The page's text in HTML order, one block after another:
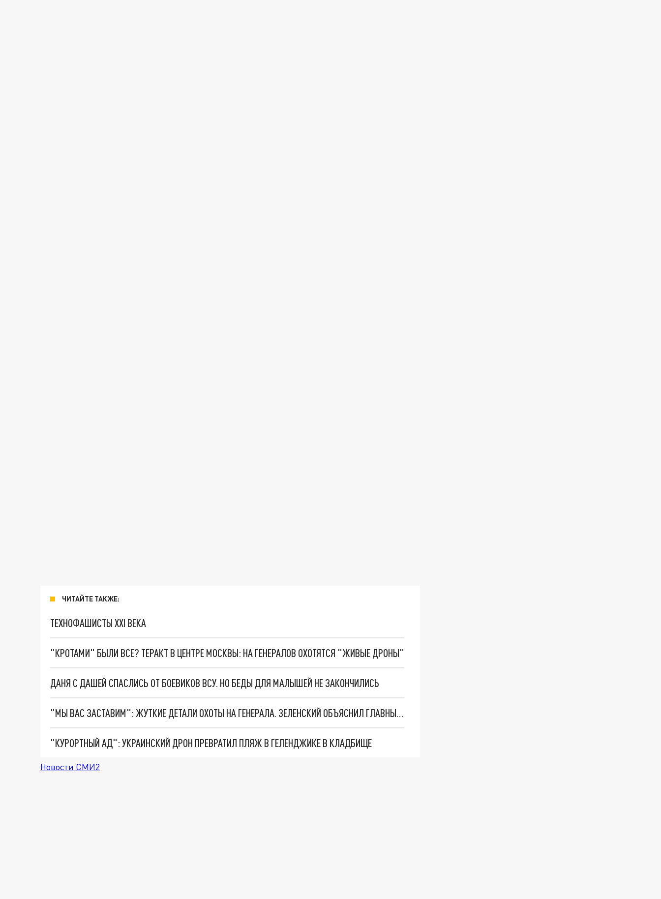
ЧИТАЙТЕ ТАКЖЕ:
ТЕХНОФАШИСТЫ XXI ВЕКА
"КРОТАМИ" БЫЛИ ВСЕ? ТЕРАКТ В ЦЕНТРЕ МОСКВЫ: НА ГЕНЕРАЛОВ ОХОТЯТСЯ "ЖИВЫЕ ДРОНЫ"
ДАНЯ С ДАШЕЙ СПАСЛИСЬ ОТ БОЕВИКОВ ВСУ. НО БЕДЫ ДЛЯ МАЛЫШЕЙ НЕ ЗАКОНЧИЛИСЬ
"МЫ ВАС ЗАСТАВИМ": ЖУТКИЕ ДЕТАЛИ ОХОТЫ НА ГЕНЕРАЛА. ЗЕЛЕНСКИЙ ОБЪЯСНИЛ ГЛАВНЫЙ СМЫСЛ ТЕРАКТА В ЦЕНТРЕ МОСКВЫ
"КУРОРТНЫЙ АД": УКРАИНСКИЙ ДРОН ПРЕВРАТИЛ ПЛЯЖ В ГЕЛЕНДЖИКЕ В КЛАДБИЩЕ
Новости СМИ2